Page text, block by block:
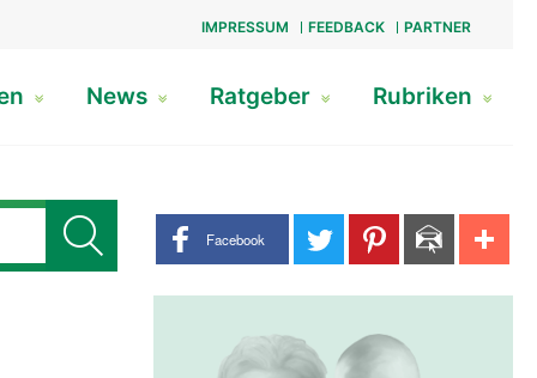
IMPRESSUM FEEDBACK PARTNER
News Ratgeber Rubriken
Share buttons
Facebook